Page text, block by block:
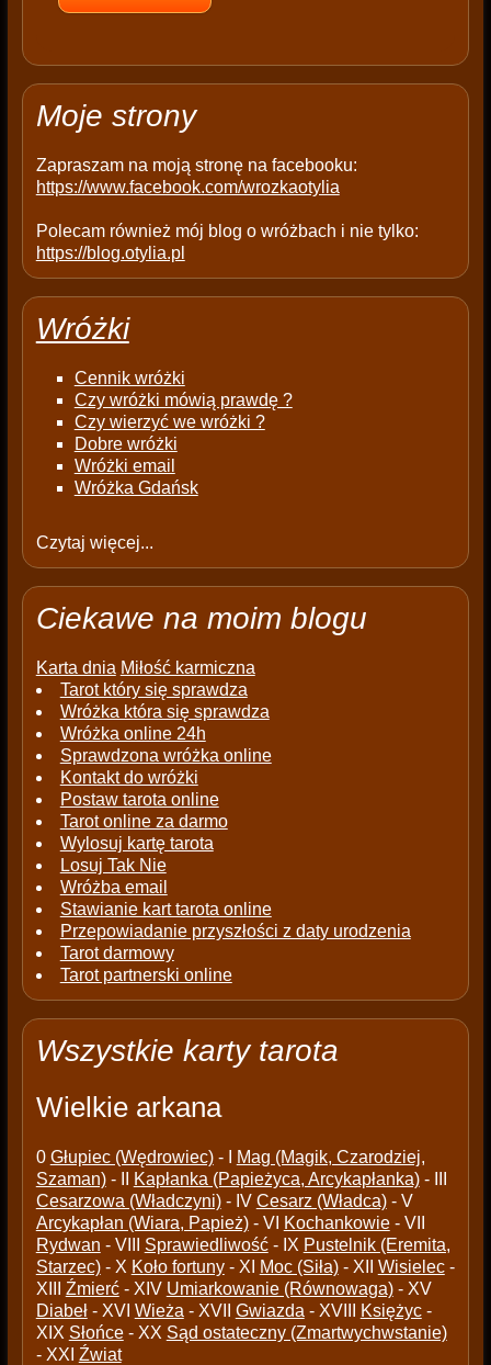
e
p
y
Moje strony
Zapraszam na moją stronę na facebooku:
https://www.facebook.com/wrozkaotylia
Polecam również mój blog o wróżbach i nie tylko:
https://blog.otylia.pl
Wróżki
Cennik wróżki
Czy wróżki mówią prawdę ?
Czy wierzyć we wróżki ?
Dobre wróżki
Wróżki email
Wróżka Gdańsk
Czytaj więcej...
Ciekawe na moim blogu
Karta dnia Miłość karmiczna
Tarot który się sprawdza
Wróżka która się sprawdza
Wróżka online 24h
Sprawdzona wróżka online
Kontakt do wróżki
Postaw tarota online
Tarot online za darmo
Wylosuj kartę tarota
Losuj Tak Nie
Wróżba email
Stawianie kart tarota online
Przepowiadanie przyszłości z daty urodzenia
Tarot darmowy
Tarot partnerski online
Wszystkie karty tarota
Wielkie arkana
0 Głupiec (Wędrowiec)- I
Mag (Magik, Czarodziej,
Szaman)- II Kapłanka (Papieżyca, Arcykapłanka)- III
Cesarzowa (Władczyni)- IV Cesarz (Władca)- V
Arcykapłan (Wiara, Papież)- VI Kochankowie- VII
Rydwan - VIII Sprawiedliwość- IX Pustelnik (Eremita,
Starzec)- X Koło fortuny- XI Moc (Siła)- XII Wisielec-
XIII Źmierć- XIV Umiarkowanie (Równowaga)- XV
Diabeł- XVI Wieża - XVII Gwiazda - XVIII Księżyc-
XIX Słońce- XX Sąd ostateczny (Zmartwychwstanie)
- XXI Źwiat